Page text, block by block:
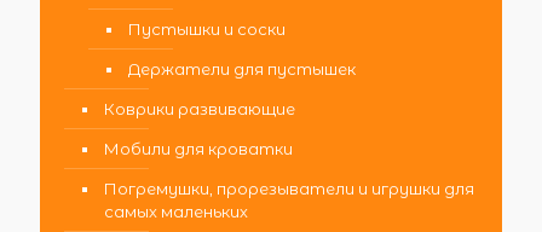
Пустышки и соски
Держатели для пустышек
Коврики развивающие
Мобили для кроватки
Погремушки, прорезыватели и игрушки для
самых маленьких